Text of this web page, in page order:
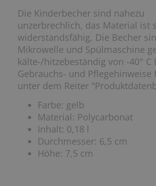
Die Kinderbecher sind nahezu
unzerbrechlich, das Material ist
widerstandsfähig. Die Becher
Mikrowelle und Spülmaschine
kälte-/hitzebeständig von -40° C
Gebrauchs- und Pflegehinweise
unter dem Reiter
Farbe: gelb
Material: Polycarbonat
Inhalt: 0,18 l
Durchmesser: 6,5 cm
Höhe: 7,5 cm